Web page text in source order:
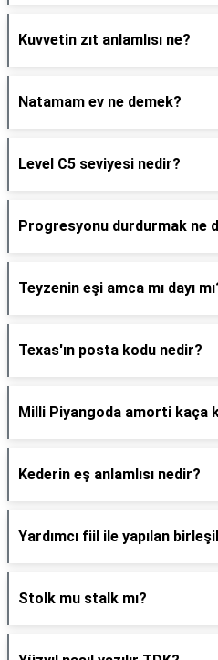
Kuvvetin zıt anlamlısı ne?
Natamam ev ne demek?
Level C5 seviyesi nedir?
Progresyonu durdurmak ne
Teyzenin eşi amca mı dayı
Texas'ın posta kodu nedir?
Milli Piyangoda amorti kaça
Kederin eş anlamlısı nedir?
Yardımcı fiil ile yapılan
Stolk mu stalk mı?